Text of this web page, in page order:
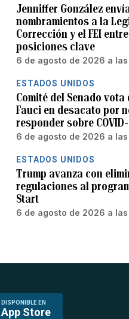
Jenniffer González
nombramientos a la
Corrección y el FEI
posiciones clave
6 de agosto de 2026 a las
ESTADOS UNIDOS
Comité del Senado
Fauci en desacato por
responder sobre
6 de agosto de 2026 a las
ESTADOS UNIDOS
Trump avanza con
regulaciones al
Start
6 de agosto de 2026 a las
DISPONIBLE EN
App Store